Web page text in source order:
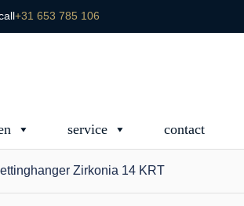
+31 653 785 106
service contact
Zirkonia 14 KRT